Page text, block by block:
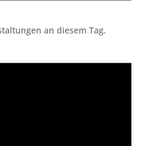
an diesem Tag.